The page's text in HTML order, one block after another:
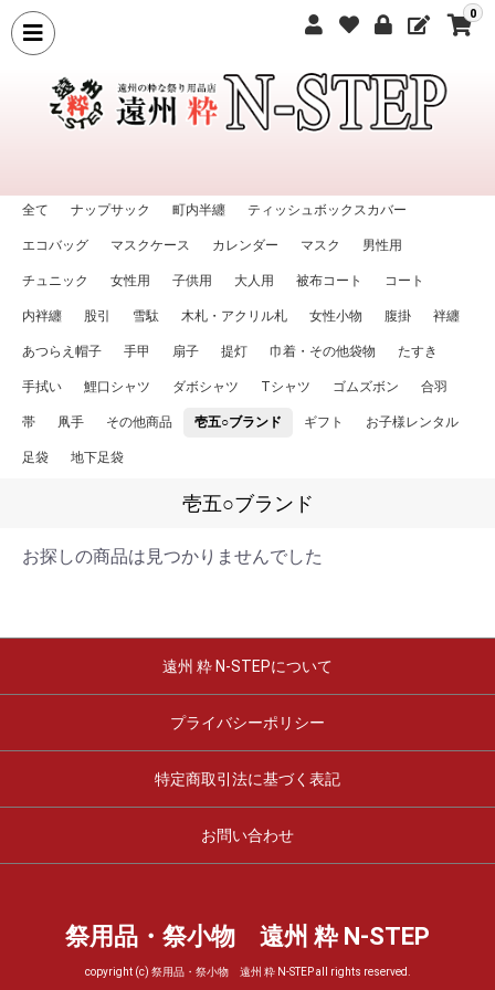
0
全て ナップサック 町内半纏 ティッシュボックスカバー
エコバッグ マスクケース カレンダー マスク 男性用
チュニック 女性用 子供用 大人用 被布コート コート
内袢纏 股引 雪駄 木札・アクリル札 女性小物 腹掛 袢纏
あつらえ帽子 手甲 扇子 提灯 巾着・その他袋物 たすき
手拭い 鯉口シャツ ダボシャツ Tシャツ ゴムズボン 合羽
帯 凧手 その他商品 壱五○ブランド ギフト お子様レンタル
足袋 地下足袋
壱五○ブランド
お探しの商品は見つかりませんでした
遠州 粋 N-STEPについて
プライバシーポリシー
特定商取引法に基づく表記
お問い合わせ
祭用品・祭小物 遠州 粋 N-STEP
copyright (c) 祭用品・祭小物 遠州 粋 N-STEP all rights reserved.